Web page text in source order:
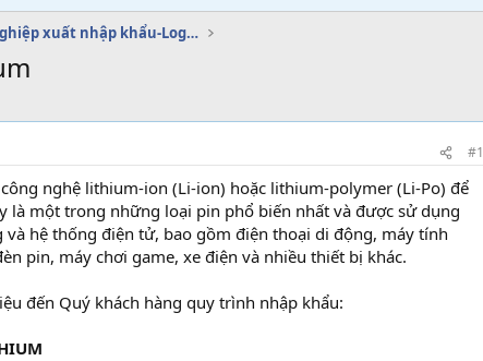
Dịch vụ doanh nghiệp xuất nhập khẩu-Logistics
#1
nghệ lithium-ion (Li-ion) hoặc lithium-polymer (Li-Po) để
là một trong những loại pin phổ biến nhất và được sử dụng
hệ thống điện tử, bao gồm điện thoại di động, máy tính
pin, máy chơi game, xe điện và nhiều thiết bị khác.
đến Quý khách hàng quy trình nhập khẩu: